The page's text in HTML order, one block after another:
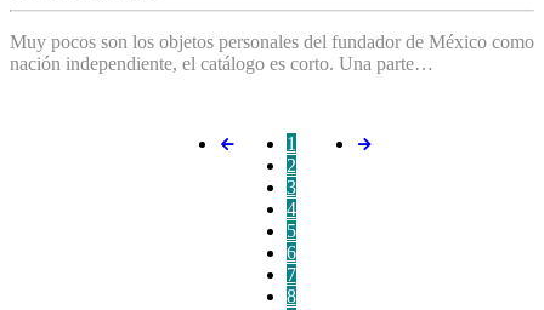
Muy pocos son los objetos personales del fundador de México como
nación independiente, el catálogo es corto. Una parte…
1
2
3
4
5
6
7
8